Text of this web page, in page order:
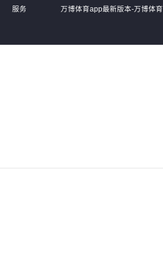
服务 万博体育app最新版本-万博体育